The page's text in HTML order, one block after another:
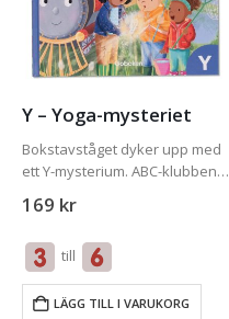
Y – Yoga-mysteriet
Bokstavståget dyker upp med
ett Y-mysterium. ABC-klubben
deltagarna till Ylvas yogagrupp
till fel ställe? Varför har det…
169 kr
till
LÄGG TILL I VARUKORG